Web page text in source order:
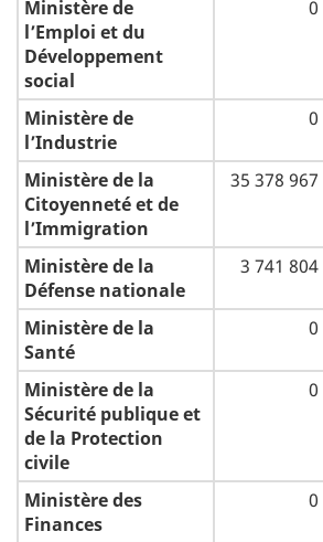
Ministère de
l’Emploi et du
Développement
social
0
Ministère de
l’Industrie
0
Ministère de la
Citoyenneté et de
l’Immigration
35 378 967
Ministère de la
Défense nationale
3 741 804
Ministère de la
Santé
0
Ministère de la
Sécurité publique et
de la Protection
civile
0
Ministère des
Finances
0